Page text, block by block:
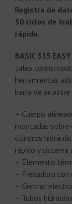
Registro de
50 ciclos de
rápido.
BASIC 315
tales como:
herramientas
barra de
– Cuerpo
montadas sobre
cilindros
rápido y
– Elemento
– Fresadora
– Central
– Tubos